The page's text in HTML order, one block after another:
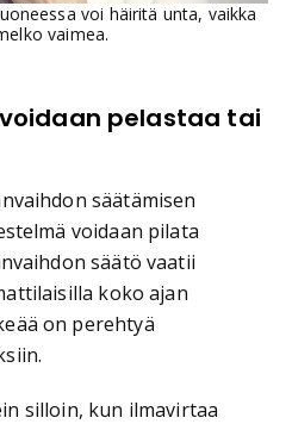
voi häiritä unta, vaikka
vaimea.
pelastaa tai
säätämisen
voidaan pilata
säätö vaatii
koko ajan
on perehtyä
silloin, kun ilmavirtaa